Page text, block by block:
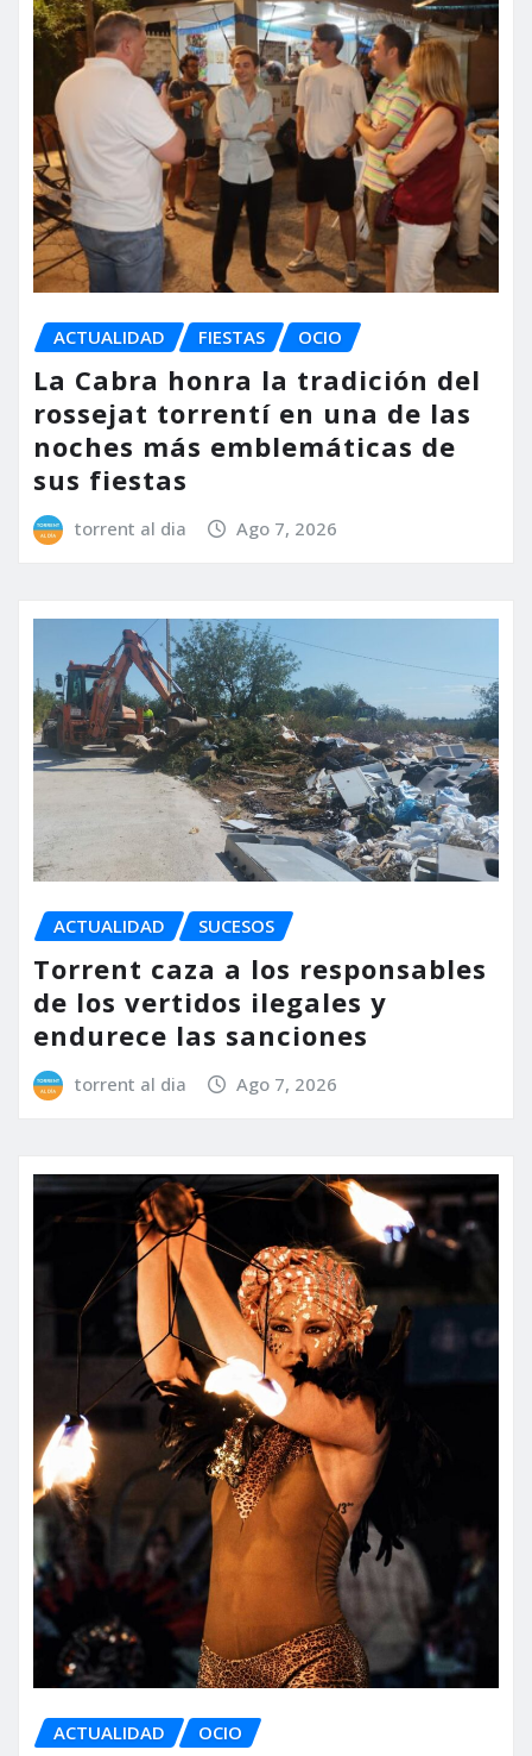
ACTUALIDAD FIESTAS OCIO
La Cabra honra la tradición del
rossejat torrentí en una de las
noches más emblemáticas de
sus fiestas
torrent al dia Ago 7, 2026
ACTUALIDAD SUCESOS
Torrent caza a los responsables
de los vertidos ilegales y
endurece las sanciones
torrent al dia Ago 7, 2026
ACTUALIDAD OCIO